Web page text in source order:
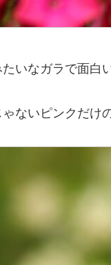
いなガラで面白
ないピンクだけ